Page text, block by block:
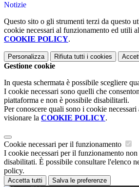
Notizie
Questo sito o gli strumenti terzi da questo
cookie necessari al funzionamento ed utili
COOKIE POLICY.
Personalizza Rifiuta tutti i cookies
Gestione cookie
In questa schermata è possibile scegliere
I cookie necessari sono quelli che
piattaforma e non è possibile disabilitarli.
Per conoscere quali sono i cookie
visionare la COOKIE POLICY.
Cookie necessari per il funzionamento
I cookie necessari per il funzionamento non
disabilitati. È possibile consultare l'elenco
policy.
Accetta tutti Salva le preferenze